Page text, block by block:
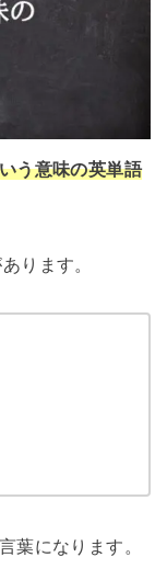
う意味の英単語
ります。
葉になります。